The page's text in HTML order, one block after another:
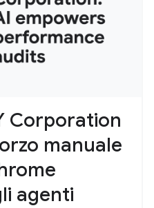
Corporation
manuale
agenti